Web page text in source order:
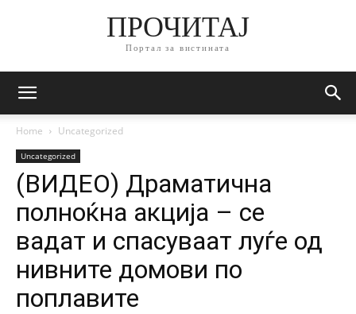
ПРОЧИТАЈ
Портал за вистината
Home Uncategorized
Uncategorized
(ВИДЕО) Драматичнa
полноќна акција – се
вадат и спасуваат луѓе од
нивните домови по
поплавите